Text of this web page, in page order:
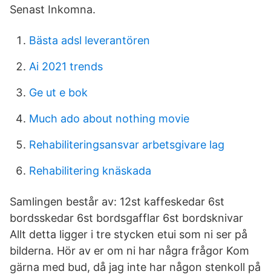
Senast Inkomna.
Bästa adsl leverantören
Ai 2021 trends
Ge ut e bok
Much ado about nothing movie
Rehabiliteringsansvar arbetsgivare lag
Rehabilitering knäskada
Samlingen består av: 12st kaffeskedar 6st
bordsskedar 6st bordsgafflar 6st bordsknivar
Allt detta ligger i tre stycken etui som ni ser på
bilderna. Hör av er om ni har några frågor Kom
gärna med bud, då jag inte har någon stenkoll på